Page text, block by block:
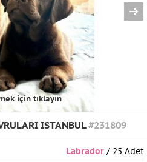
için tıklayın
ISTANBUL#231809
Labrador/ 25 Adet